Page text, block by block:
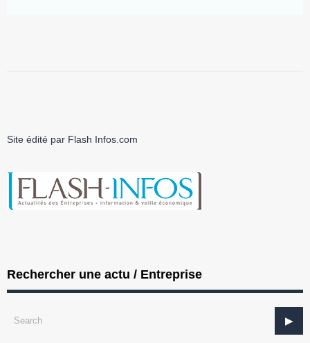
Site édité par Flash Infos.com
Rechercher une actu / Entreprise